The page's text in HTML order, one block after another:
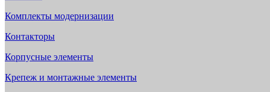
Комплекты модернизации
Контакторы
Корпусные элементы
Крепеж и монтажные элементы